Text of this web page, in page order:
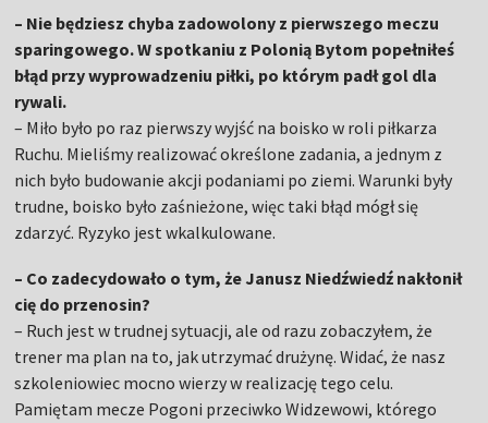
– Nie będziesz chyba zadowolony z pierwszego meczu
sparingowego. W spotkaniu z Polonią Bytom popełniłeś
błąd przy wyprowadzeniu piłki, po którym padł gol dla
rywali.
– Miło było po raz pierwszy wyjść na boisko w roli piłkarza
Ruchu. Mieliśmy realizować określone zadania, a jednym z
nich było budowanie akcji podaniami po ziemi. Warunki były
trudne, boisko było zaśnieżone, więc taki błąd mógł się
zdarzyć. Ryzyko jest wkalkulowane.
– Co zadecydowało o tym, że Janusz Niedźwiedź nakłonił
cię do przenosin?
– Ruch jest w trudnej sytuacji, ale od razu zobaczyłem, że
trener ma plan na to, jak utrzymać drużynę. Widać, że nasz
szkoleniowiec mocno wierzy w realizację tego celu.
Pamiętam mecze Pogoni przeciwko Widzewowi, którego